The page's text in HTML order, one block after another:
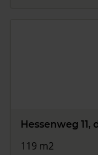
Hessenweg 11,
119 m2